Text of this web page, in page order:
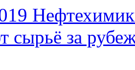
сырьё за